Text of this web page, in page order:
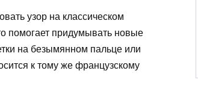
узор на классическом
помогает придумывать новые
на безымянном пальце или
к тому же французскому